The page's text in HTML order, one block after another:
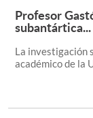
Profesor
subantártica...
La investigación
académico de la